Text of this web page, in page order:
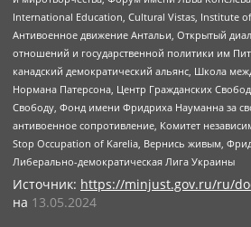
International Education, Cultural Vistas, Institute
Антивоенное движение Антальи, Открытый
отношений и государственной политики им
канадский демократический альянс, Школа
Нормана Патерсона, Центр Гражданских
Свободу, Фонд имени Фридриха Науманна за
антивоенное сопротивление, Комитет
Stop Occupation of Karelia, Вернись живым,
Либерально-демократическая Лига Украины
Источник: https://minjust.gov.ru/ru/
на 13.05.2024